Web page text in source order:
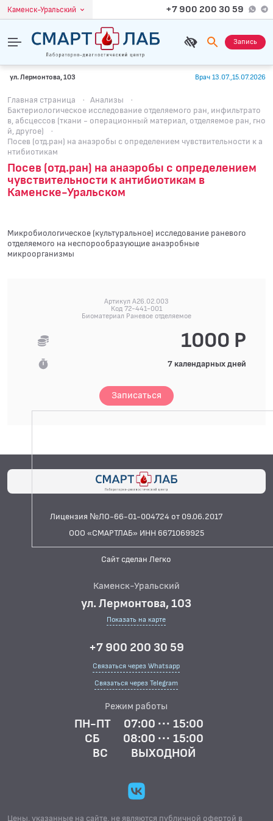
Каменск-Уральский +7 900 200 30 59
Запись
ул. Лермонтова, 103 Врач 13.07.,15.07.2026
Главная страница · Анализы
·
Бактериологическое исследование отделяемого ран, инфильтрато
в, абсцессов (ткани - операционный материал, отделяемое ран, гно
й, другое)
·
Посев (отд.ран) на анаэробы с определением чувcтвительности к а
нтибиотикам
Посев (отд.ран) на анаэробы с определением
чувcтвительности к антибиотикам в
Каменске-Уральском
Микробиологическое (культуральное) исследование раневого
отделяемого на неспорообразующие анаэробные
микроорганизмы
Артикул A26.02.003
Код 72-441-001
Биоматериал Раневое отделяемое
1000 Р
7 календарных дней
Записаться
Лицензия №ЛО-66-01-004724 от 09.06.2017
ООО «СМАРТЛАБ» ИНН 6671069925
Сайт сделан Легко
Каменск-Уральский
ул. Лермонтова, 103
Показать на карте
+7 900 200 30 59
Связаться через Whatsapp
Связаться через Telegram
Режим работы
ПН-ПТ
07:00 ··· 15:00
СБ
08:00 ··· 15:00
ВС
ВЫХОДНОЙ
Цены, указанные на сайте, не являются публичной офертой в